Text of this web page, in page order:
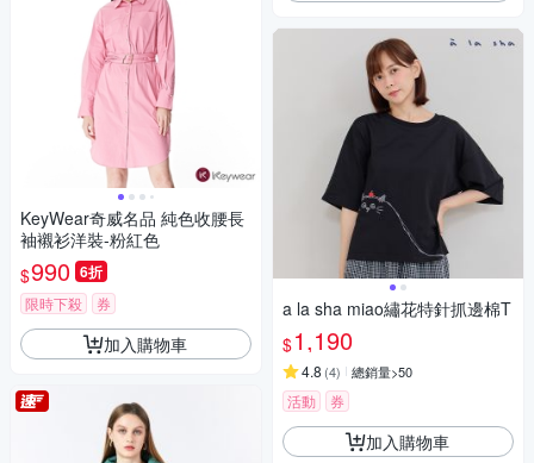
KeyWear奇威名品 純色收腰長
袖襯衫洋裝-粉紅色
$990 6折
限時下殺 券
加入購物車
a la sha miao繡花特針抓邊棉T
$1,190
4.8 (4) 總銷量>50
活動 券
加入購物車